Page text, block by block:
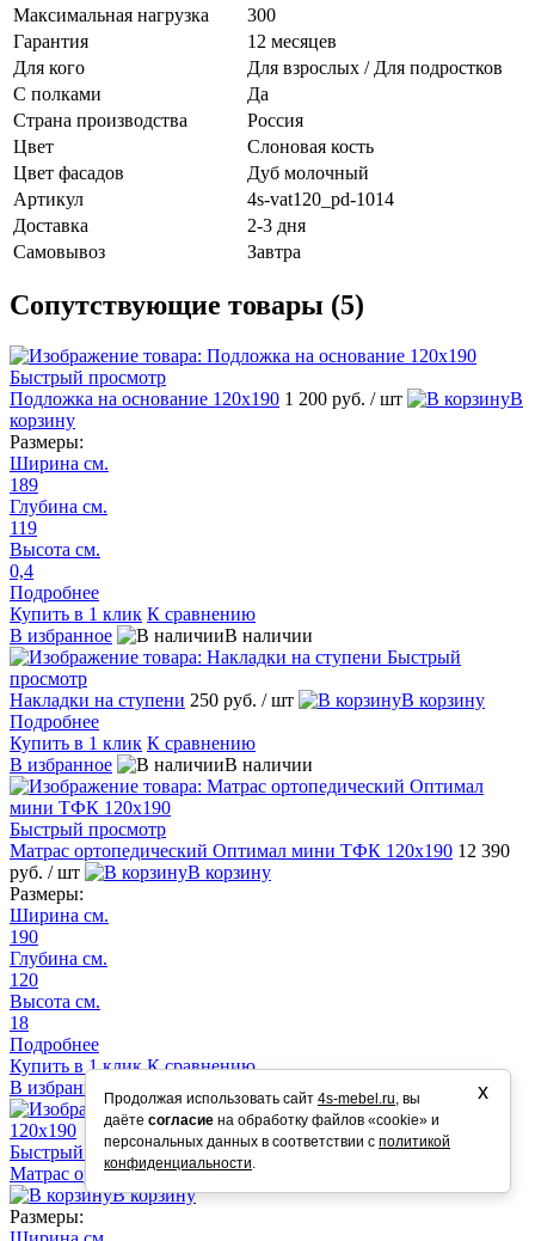
Максимальная нагрузка
300
Гарантия
12 месяцев
Для кого
Для взрослых / Для подростков
С полками
Да
Страна производства
Россия
Цвет
Слоновая кость
Цвет фасадов
Дуб молочный
Артикул
4s-vat120_pd-1014
Доставка
2-3 дня
Самовывоз
Завтра
Сопутствующие товары (5)
Быстрый просмотр
Подложка на основание 120х190 1 200 руб. / шт
В
корзину
Размеры:
Ширина см.
189
Глубина см.
119
Высота см.
0,4
Подробнее
Купить в 1 клик К сравнению
В избранное
В наличии
Быстрый
просмотр
Накладки на ступени 250 руб. / шт
В корзину
Подробнее
Купить в 1 клик К сравнению
В избранное
В наличии
Быстрый просмотр
Матрас ортопедический Оптимал мини ТФК 120х190 12 390
руб. / шт
В корзину
Размеры:
Ширина см.
190
Глубина см.
120
Высота см.
18
Подробнее
Купить в 1 клик К сравнению
В избранное
В наличии
Быстрый просмотр
Матрас ортопедический Люкс 120х190
В корзину
Размеры:
Продолжая использовать сайт 4s-mebel.ru, вы
даёте согласие на обработку файлов «cookie» и
персональных данных в соответствии с политикой
конфиденциальности.
х